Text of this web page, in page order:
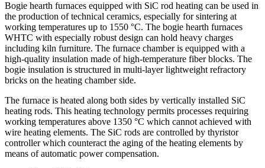
Bogie hearth furnaces equipped with SiC rod heating can be used in
the production of technical ceramics, especially for sintering at
working temperatures up to 1550 °C. The bogie hearth furnaces
WHTC with especially robust design can hold heavy charges
including kiln furniture. The furnace chamber is equipped with a
high-quality insulation made of high-temperature fiber blocks. The
bogie insulation is structured in multi-layer lightweight refractory
bricks on the heating chamber side.
The furnace is heated along both sides by vertically installed SiC
heating rods. This heating technology permits processes requiring
working temperatures above 1350 °C which cannot achieved with
wire heating elements. The SiC rods are controlled by thyristor
controller which counteract the aging of the heating elements by
means of automatic power compensation.